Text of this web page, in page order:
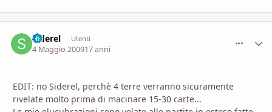
Siderel Utenti
4 Maggio 200917 anni
EDIT: no Siderel, perchè 4 terre verranno sicuramente
rivelate molto prima di macinare 15-30 carte...